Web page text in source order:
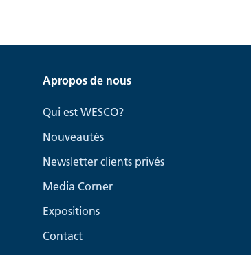
Apropos de nous
Qui est WESCO?
Nouveautés
Newsletter clients privés
Media Corner
Expositions
Contact